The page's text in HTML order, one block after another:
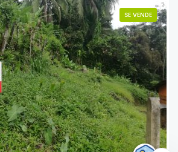
SE VENDE